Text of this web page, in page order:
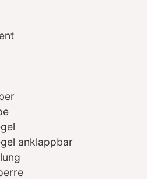
anklappbar